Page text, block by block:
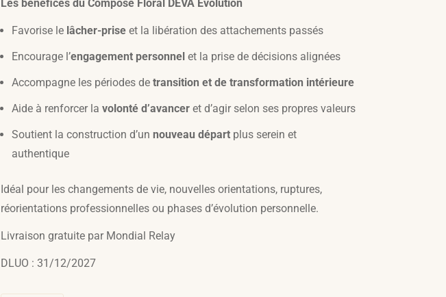
Les bénéfices du Composé Floral DEVA Évolution
Favorise le lâcher-priseet la libération des attachements passés
Encourage l’engagement personnelet la prise de décisions alignées
Accompagne les périodes de transition et de transformation intérieure
Aide à renforcer la volonté d’avanceret d’agir selon ses propres valeurs
Soutient la construction d’un nouveau départplus serein et
authentique
Idéal pour les changements de vie, nouvelles orientations, ruptures,
réorientations professionnelles ou phases d’évolution personnelle.
Livraison gratuite par Mondial Relay
DLUO : 31/12/2027